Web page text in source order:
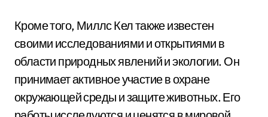
Кроме того, Миллс Кел также известен
своими исследованиями и открытиями в
области природных явлений и экологии. Он
принимает активное участие в охране
окружающей среды и защите животных. Его